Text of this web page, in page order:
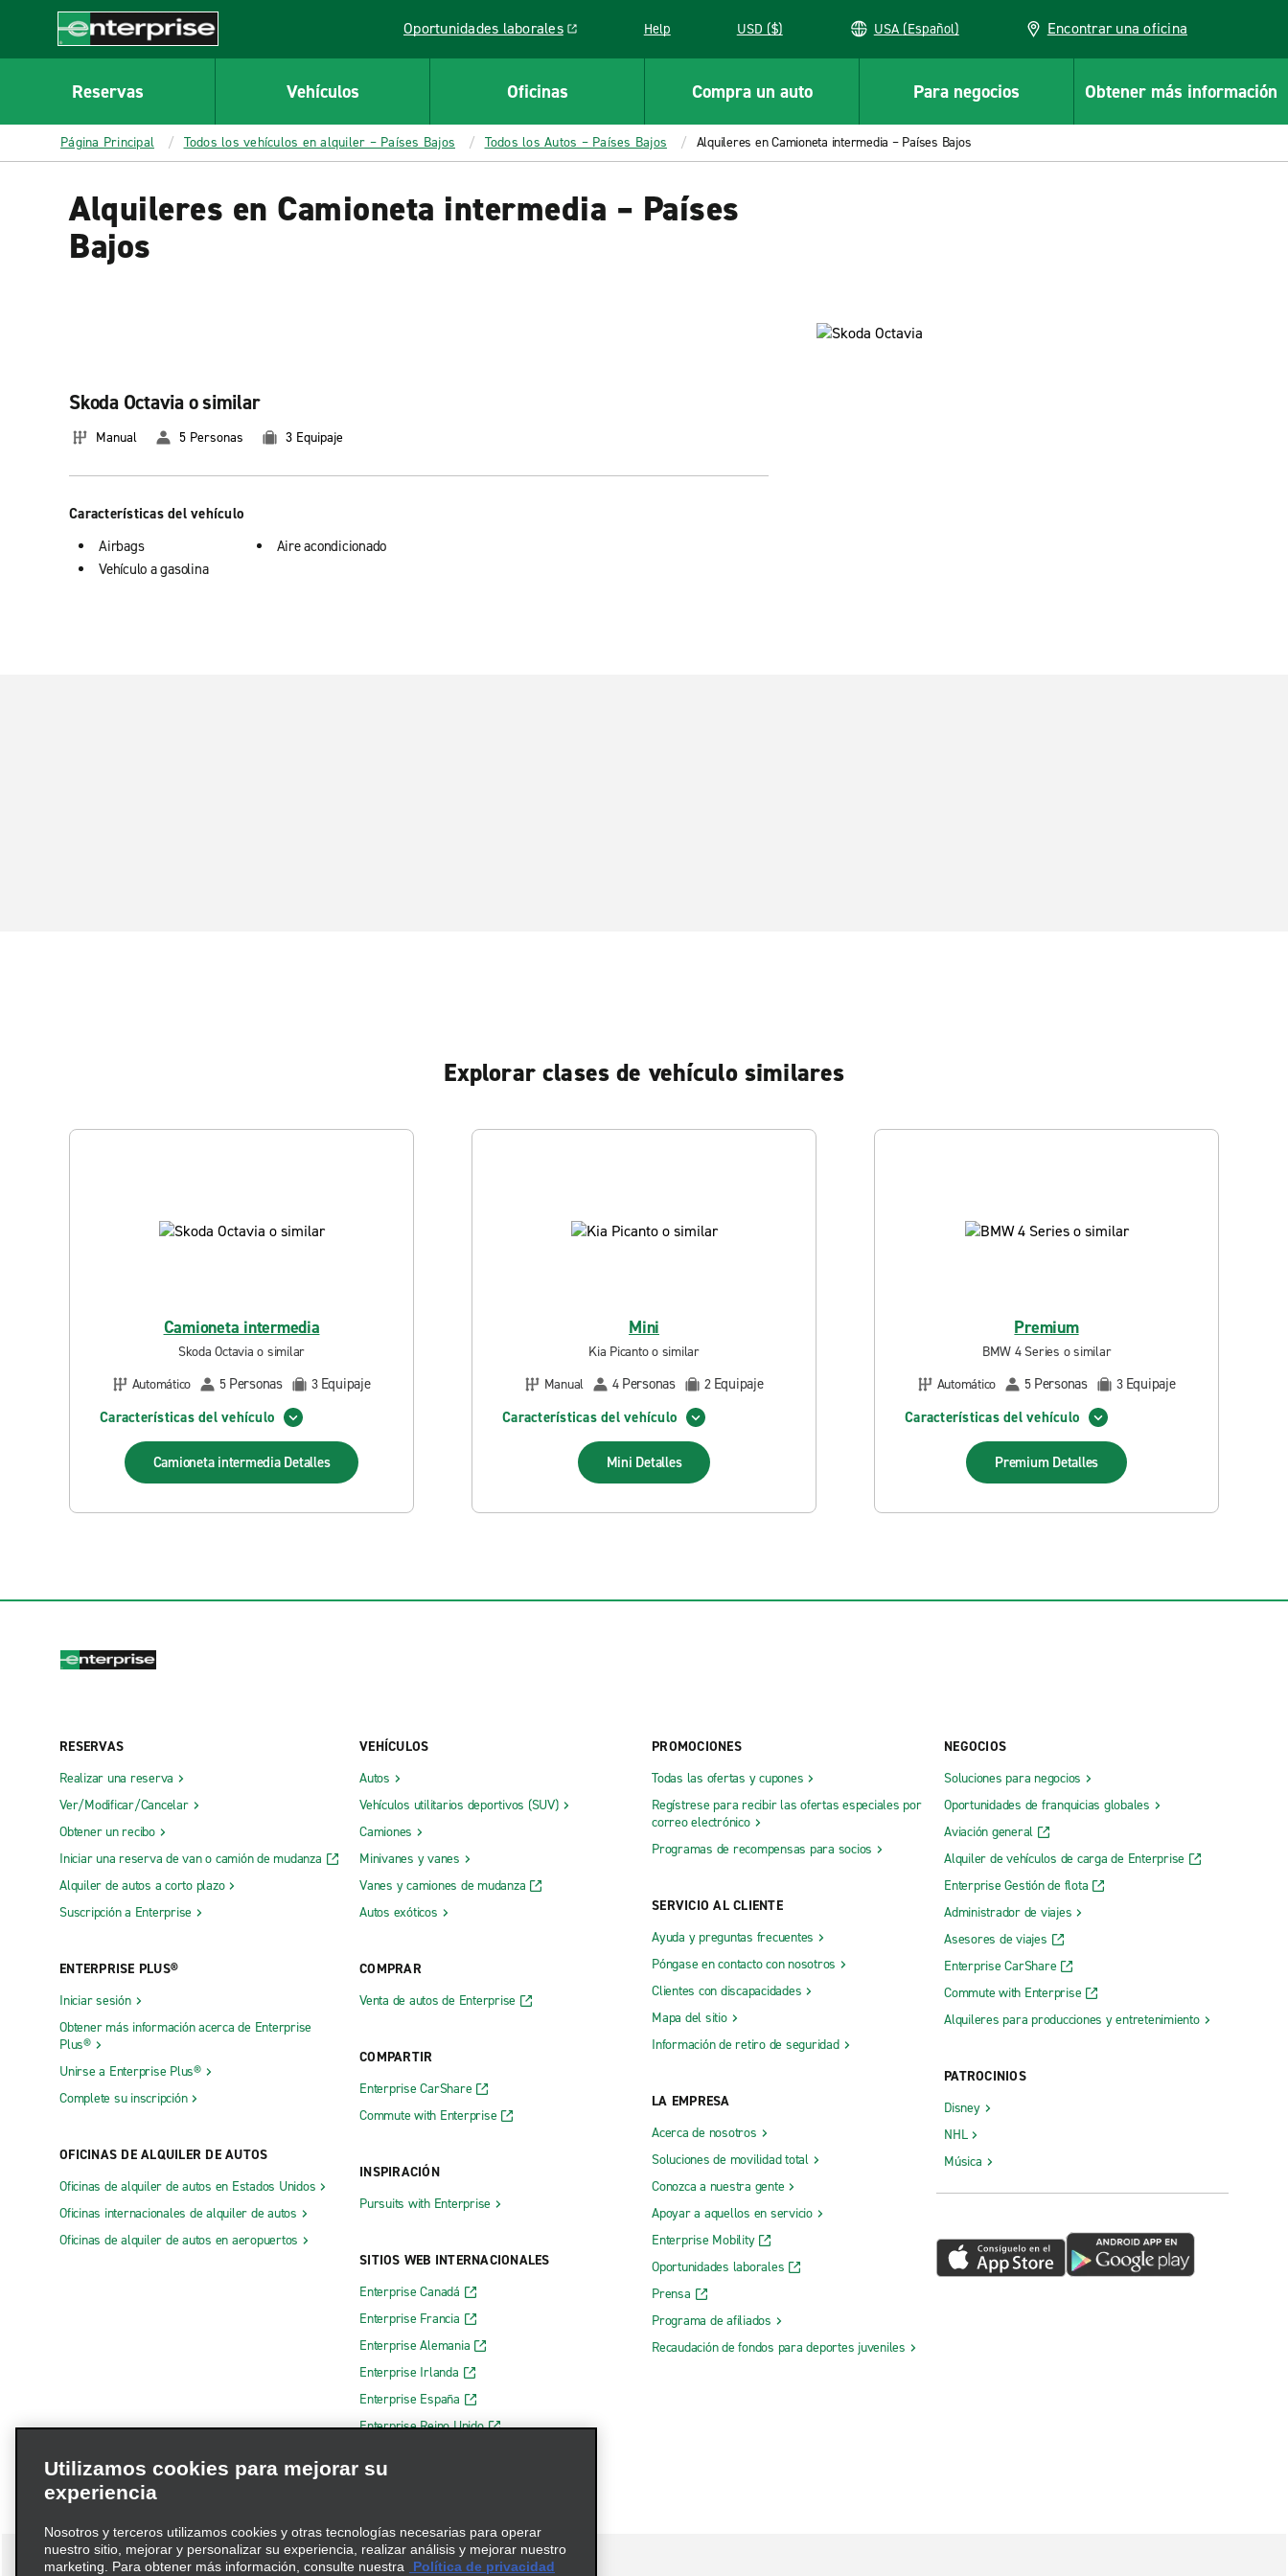
CONTENT
Enterprise
Oportunidades laborales
Link opens in a new window Help USD ($) USA (Español) Encontrar una oficina
Reservas Vehículos Oficinas Compra un auto Para negocios Obtener más información
Página Principal Todos los vehículos en alquiler – Países Bajos Todos los Autos – Países Bajos Alquileres en Camioneta intermedia – Países Bajos
Alquileres en Camioneta intermedia – Países
Bajos
Skoda Octavia o similar
Manual 5 Personas 3 Equipaje
Características del vehículo
Airbags
Vehículo a gasolina
Aire acondicionado
Explorar clases de vehículo similares
Camioneta intermedia
Skoda Octavia o similar
Automático
5 Personas 3 Equipaje
Características del vehículo
Camioneta intermedia Detalles
Mini
Kia Picanto o similar
Manual
4 Personas 2 Equipaje
Características del vehículo
Mini Detalles
Premium
BMW 4 Series o similar
Automático
5 Personas 3 Equipaje
Características del vehículo
Premium Detalles
RESERVAS
Realizar una reserva
Ver/Modificar/Cancelar
Obtener un recibo
Iniciar una reserva de van o camión de mudanza
Alquiler de autos a corto plazo
Suscripción a Enterprise
ENTERPRISE PLUS®
Iniciar sesión
Obtener más información acerca de Enterprise
Plus®
Unirse a Enterprise Plus®
Complete su inscripción
OFICINAS DE ALQUILER DE AUTOS
Oficinas de alquiler de autos en Estados Unidos
Oficinas internacionales de alquiler de autos
Oficinas de alquiler de autos en aeropuertos
VEHÍCULOS
Autos
Vehículos utilitarios deportivos (SUV)
Camiones
Minivanes y vanes
Vanes y camiones de mudanza
Autos exóticos
COMPRAR
Venta de autos de Enterprise
COMPARTIR
Enterprise CarShare
Commute with Enterprise
INSPIRACIÓN
Pursuits with Enterprise
SITIOS WEB INTERNACIONALES
Enterprise Canadá
Enterprise Francia
Enterprise Alemania
Enterprise Irlanda
Enterprise España
Enterprise Reino Unido
PROMOCIONES
Todas las ofertas y cupones
Regístrese para recibir las ofertas especiales por
correo electrónico
Programas de recompensas para socios
SERVICIO AL CLIENTE
Ayuda y preguntas frecuentes
Póngase en contacto con nosotros
Clientes con discapacidades
Mapa del sitio
Información de retiro de seguridad
LA EMPRESA
Acerca de nosotros
Soluciones de movilidad total
Conozca a nuestra gente
Apoyar a aquellos en servicio
Enterprise Mobility
Oportunidades laborales
Prensa
Programa de afiliados
Recaudación de fondos para deportes juveniles
NEGOCIOS
Soluciones para negocios
Oportunidades de franquicias globales
Aviación general
Alquiler de vehículos de carga de Enterprise
Enterprise Gestión de flota
Administrador de viajes
Asesores de viajes
Enterprise CarShare
Commute with Enterprise
Alquileres para producciones y entretenimiento
PATROCINIOS
Disney
NHL
Música
Utilizamos cookies para mejorar su
experiencia
Nosotros y terceros utilizamos cookies y otras tecnologías necesarias para operar
nuestro sitio, mejorar y personalizar su experiencia, realizar análisis y mejorar nuestro
marketing. Para obtener más información, consulte nuestra
Política de privacidad